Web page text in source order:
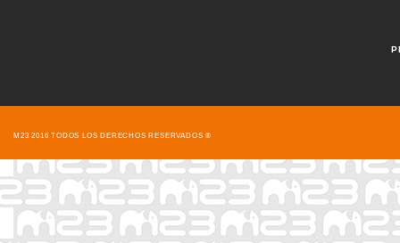
M23 2016 TODOS LOS DERECHOS RESERVADOS ®